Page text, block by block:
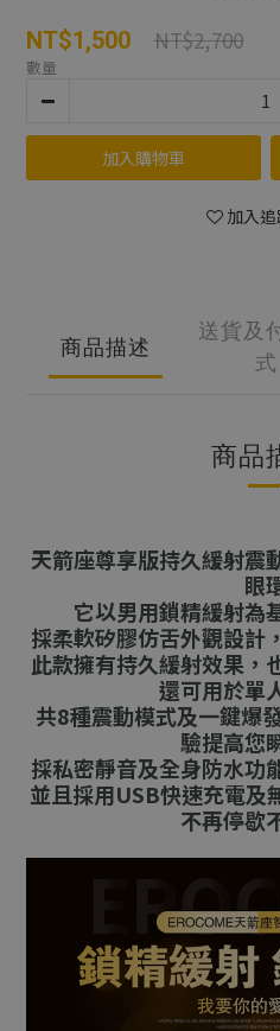
NT$1,500 NT$2,700
數量
加入購物車
加入
商品描述
送貨及
式
商品
天箭座尊享版持久緩射震
眼
它以男用鎖精緩射為
採柔軟矽膠仿舌外觀設計
此款擁有持久緩射效果，
還可用於單
共8種震動模式及一鍵爆
驗提高您
採私密靜音及全身防水功
並且採用USB快速充電及
不再停歇